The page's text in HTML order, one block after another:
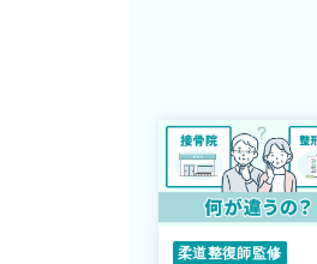
柔道整復師監修